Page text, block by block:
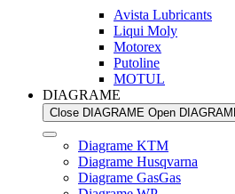
Avista Lubricants
Liqui Moly
Motorex
Putoline
MOTUL
DIAGRAME
Close DIAGRAME Open
Diagrame KTM
Diagrame Husqvarna
Diagrame GasGas